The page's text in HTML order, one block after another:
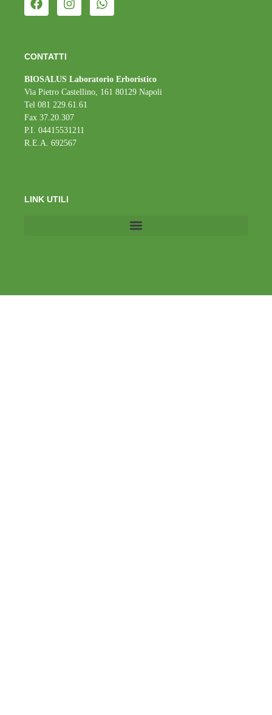
CONTATTI
BIOSALUS Laboratorio Erboristico
Via Pietro Castellino, 161 80129 Napoli
Tel 081 229.61.61
Fax 37.20.307
P.I. 04415531211
R.E.A. 692567
LINK UTILI